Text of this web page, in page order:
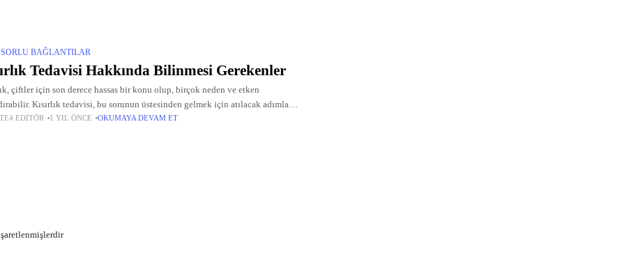
BAĞLANTILAR
Tedavisi Hakkında Bilinmesi Gerekenler
çiftler için son derece hassas bir konu olup, birçok neden ve etken
Kısırlık tedavisi, bu sorunun üstesinden gelmek için atılacak adımlar
önemli bir yer tutar. Kısırlık tedavisi,
EDITÖR 1 YIL ÖNCE OKUMAYA DEVAM ET